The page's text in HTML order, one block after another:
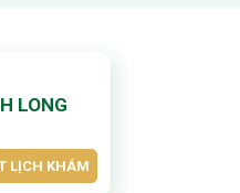
LONG
LỊCH KHÁM